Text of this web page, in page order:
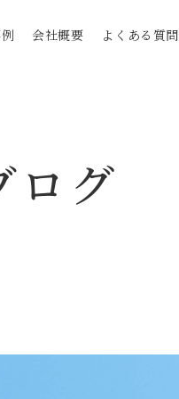
会社概要 よくある質問
ログ